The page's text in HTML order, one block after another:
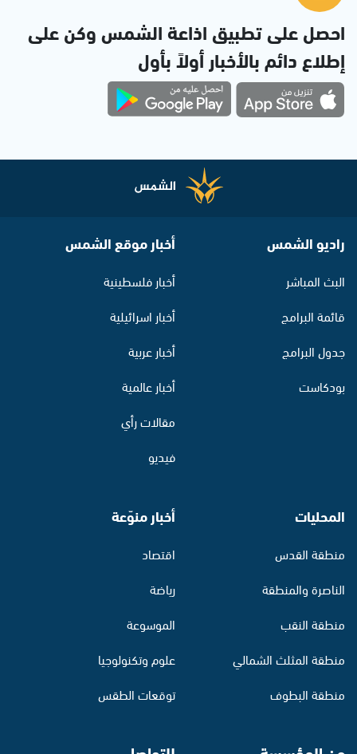
احصل على تطبيق اذاعة الشمس وكن على
إطلاع دائم بالأخبار أولاً بأول
راديو الشمس
البث المباشر
قائمة البرامج
جدول البرامج
بودكاست
أخبار موقع الشمس
أخبار فلسطينية
أخبار اسرائيلية
أخبار عربية
أخبار عالمية
مقالات رأي
فيديو
المحليات
منطقة القدس
الناصرة والمنطقة
منطقة النقب
منطقة المثلث الشمالي
منطقة البطوف
أخبار منوّعة
اقتصاد
رياضة
الموسوعة
علوم وتكنولوجيا
توقعات الطقس